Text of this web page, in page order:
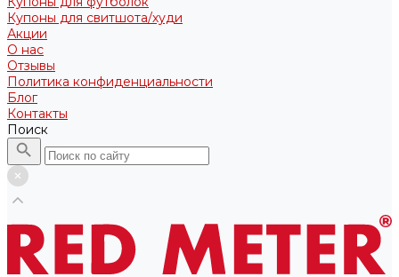
Купоны для свитшота/худи
Акции
О нас
Отзывы
Политика конфиденциальности
Блог
Контакты
Поиск